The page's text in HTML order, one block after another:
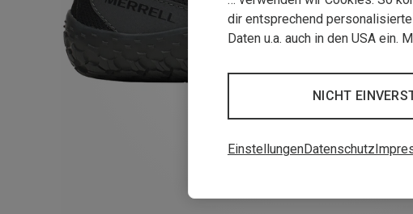
dir entsprechend
Daten u.a. auch in den USA ein.
NICHT
EinstellungenDatenschutz